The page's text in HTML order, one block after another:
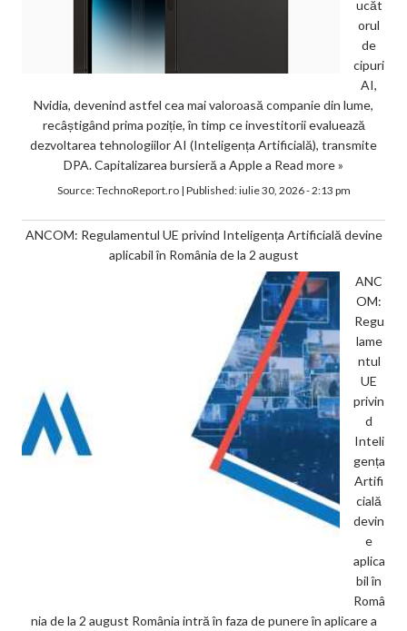
ucăt
orul
de
cipuri
AI,
Nvidia, devenind astfel cea mai valoroasă companie din lume,
recâștigând prima poziție, în timp ce investitorii evaluează
dezvoltarea tehnologiilor AI (Inteligența Artificială), transmite
DPA. Capitalizarea bursieră a Apple a Read more »
Source:TechnoReport.ro| Published:iulie 30, 2026 - 2:13 pm
ANCOM: Regulamentul UE privind Inteligența Artificială devine
aplicabil în România de la 2 august
ANC
OM:
Regu
lame
ntul
UE
privin
d
Inteli
gența
Artifi
cială
devin
e
aplica
bil în
Româ
nia de la 2 august România intră în faza de punere în aplicare a